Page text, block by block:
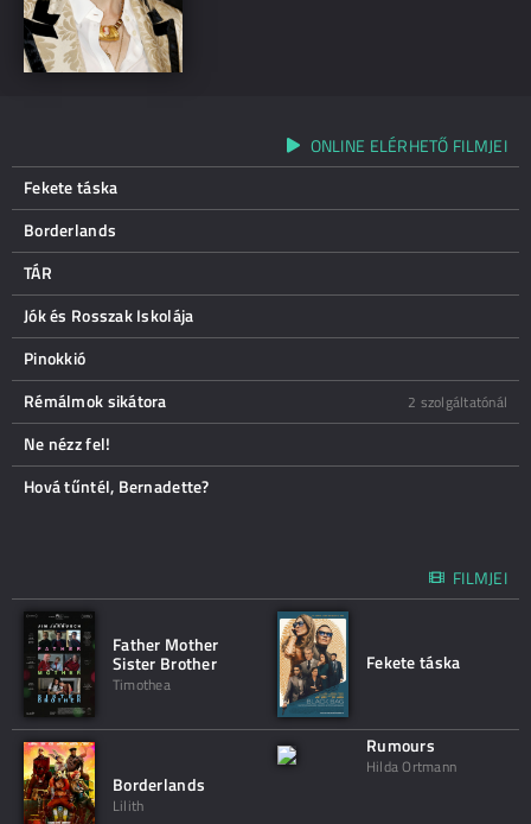
ONLINE ELÉRHETŐ FILMJEI
Fekete táska
Borderlands
TÁR
Jók és Rosszak Iskolája
Pinokkió
Rémálmok sikátora
2 szolgáltatónál
Ne nézz fel!
Hová tűntél, Bernadette?
FILMJEI
Father Mother
Sister Brother
Timothea
Fekete táska
Borderlands
Lilith
Rumours
Hilda Ortmann